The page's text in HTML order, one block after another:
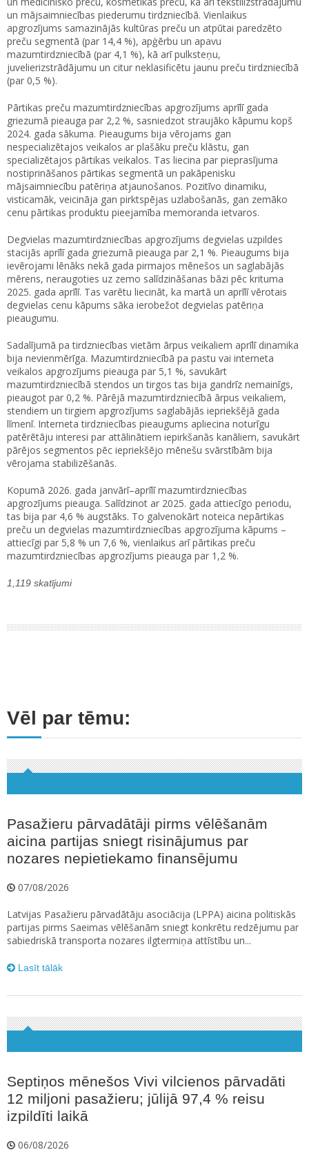
un mājsaimniecības piederumu tirdzniecībā. Vienlaikus
apgrozījums samazinājās kultūras preču un atpūtai paredzēto
preču segmentā (par 14,4 %), apģērbu un apavu
mazumtirdzniecībā (par 4,1 %), kā arī pulksteņu,
juvelierizstrādājumu un citur neklasificētu jaunu preču tirdzniecībā
(par 0,5 %).
Pārtikas preču mazumtirdzniecības apgrozījums aprīlī gada
griezumā pieauga par 2,2 %, sasniedzot straujāko kāpumu kopš
2024. gada sākuma. Pieaugums bija vērojams gan
nespecializētajos veikalos ar plašāku preču klāstu, gan
specializētajos pārtikas veikalos. Tas liecina par pieprasījuma
nostiprināšanos pārtikas segmentā un pakāpenisku
mājsaimniecību patēriņa atjaunošanos. Pozitīvo dinamiku,
visticamāk, veicināja gan pirktspējas uzlabošanās, gan zemāko
cenu pārtikas produktu pieejamība memoranda ietvaros.
Degvielas mazumtirdzniecības apgrozījums degvielas uzpildes
stacijās aprīlī gada griezumā pieauga par 2,1 %. Pieaugums bija
ievērojami lēnāks nekā gada pirmajos mēnešos un saglabājās
mērens, neraugoties uz zemo salīdzināšanas bāzi pēc krituma
2025. gada aprīlī. Tas varētu liecināt, ka martā un aprīlī vērotais
degvielas cenu kāpums sāka ierobežot degvielas patēriņa
pieaugumu.
Sadalījumā pa tirdzniecības vietām ārpus veikaliem aprīlī dinamika
bija nevienmērīga. Mazumtirdzniecībā pa pastu vai interneta
veikalos apgrozījums pieauga par 5,1 %, savukārt
mazumtirdzniecībā stendos un tirgos tas bija gandrīz nemainīgs,
pieaugot par 0,2 %. Pārējā mazumtirdzniecībā ārpus veikaliem,
stendiem un tirgiem apgrozījums saglabājās iepriekšējā gada
līmenī. Interneta tirdzniecības pieaugums apliecina noturīgu
patērētāju interesi par attālinātiem iepirkšanās kanāliem, savukārt
pārējos segmentos pēc iepriekšējo mēnešu svārstībām bija
vērojama stabilizēšanās.
Kopumā 2026. gada janvārī–aprīlī mazumtirdzniecības
apgrozījums pieauga. Salīdzinot ar 2025. gada attiecīgo periodu,
tas bija par 4,6 % augstāks. To galvenokārt noteica nepārtikas
preču un degvielas mazumtirdzniecības apgrozījuma kāpums –
attiecīgi par 5,8 % un 7,6 %, vienlaikus arī pārtikas preču
mazumtirdzniecības apgrozījums pieauga par 1,2 %.
1,119 skatījumi
Vēl par tēmu:
Pasažieru pārvadātāji pirms vēlēšanām
aicina partijas sniegt risinājumus par
nozares nepietiekamo finansējumu
07/08/2026
Latvijas Pasažieru pārvadātāju asociācija (LPPA) aicina politiskās
partijas pirms Saeimas vēlēšanām sniegt konkrētu redzējumu par
sabiedriskā transporta nozares ilgtermiņa attīstību un...
Lasīt tālāk
Septiņos mēnešos Vivi vilcienos pārvadāti
12 miljoni pasažieru; jūlijā 97,4 % reisu
izpildīti laikā
06/08/2026